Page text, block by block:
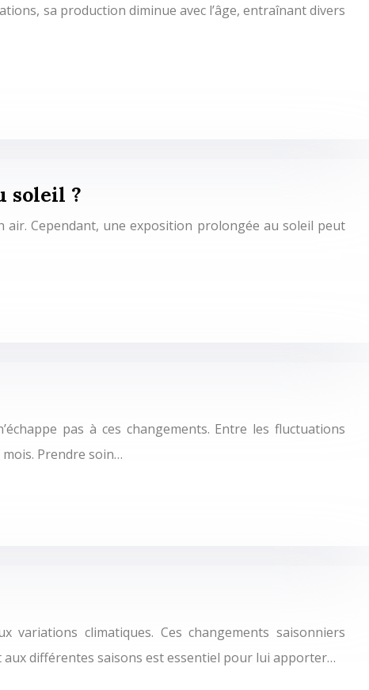
sa production diminue avec l’âge, entraînant divers
soleil ?
air. Cependant, une exposition prolongée au soleil peut
pas à ces changements. Entre les fluctuations
Prendre soin…
climatiques. Ces changements saisonniers
différentes saisons est essentiel pour lui apporter…